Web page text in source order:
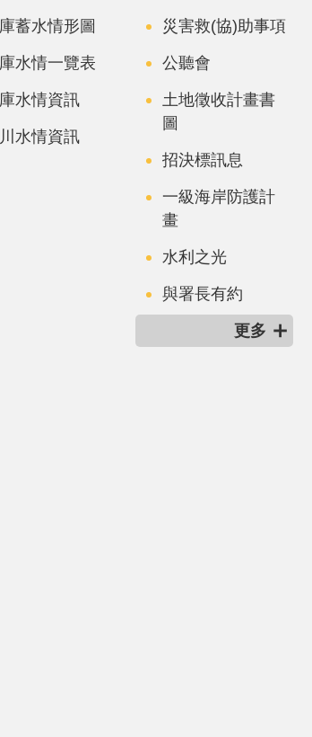
蓄水情形圖
水情一覽表
水情資訊
水情資訊
災害救(協)助事項
公聽會
土地徵收計畫書
圖
招決標訊息
一級海岸防護計
畫
水利之光
與署長有約
更多